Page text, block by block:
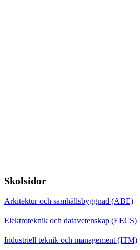
Skolsidor
Arkitektur och samhällsbyggnad (ABE)
Elektroteknik och datavetenskap (EECS)
Industriell teknik och management (ITM)